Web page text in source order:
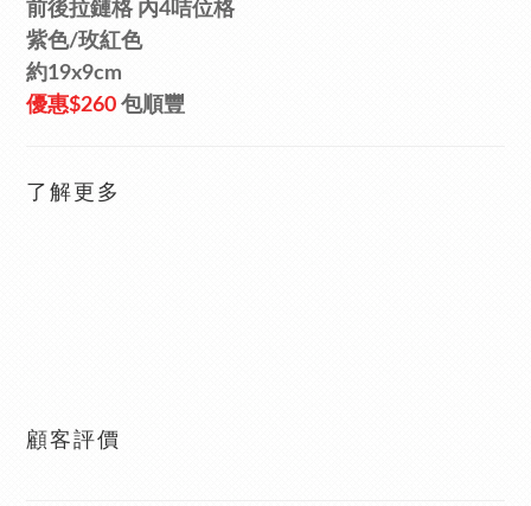
前後拉鏈格 內4咭位格
紫色/玫紅 色
約19x9cm
優惠$260 包順豐
了解更多
顧客評價